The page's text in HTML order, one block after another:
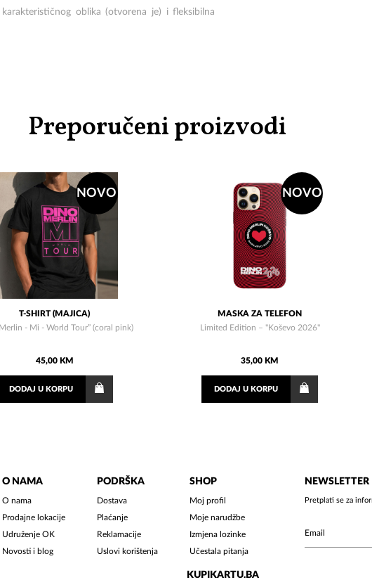
oblika (otvorena je) i fleksibilna
Preporučeni proizvodi
NOVO
T-SHIRT (MAJICA)
- Mi - World Tour” (coral pink)
45,00 KM
DODAJU KORPU
NOVO
MASKA ZA TELEFON
Limited Edition – "Koševo 2026"
35,00 KM
DODAJ U KORPU
O NAMA
O nama
Prodajne lokacije
Udruženje OK
Novosti i blog
PODRŠKA
Dostava
Plaćanje
Reklamacije
Uslovi korištenja
SHOP
Moj profil
Moje narudžbe
Izmjena lozinke
Učestala pitanja
KUPIKARTU.BA
NEWSLETTER
Pretplati se za